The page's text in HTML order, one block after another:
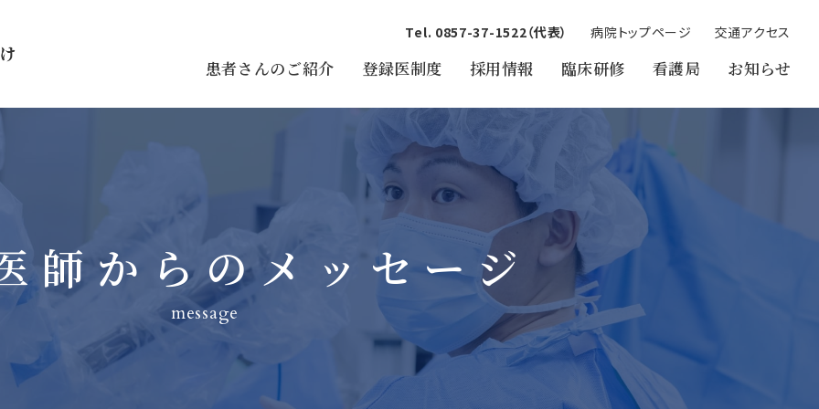
Tel. 0857-37-1522（代表） 病院トップページ 交通アクセス
患者さんのご紹介 登録医制度 採用情報 臨床研修 看護局 お知らせ
師からのメッセージ
message